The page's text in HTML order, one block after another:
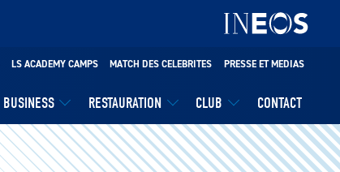
BUSINESS RESTAURATION CLUB CONTACT
LS ACADEMY CAMPS MATCH DES CELEBRITES PRESSE ET MEDIAS